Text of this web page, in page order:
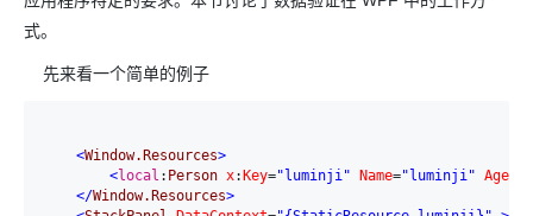
式。
先来看一个简单的例子
<Window.Resources>
<local : Person x: Key="luminji" Name="luminji" Age
</Window.Resources>